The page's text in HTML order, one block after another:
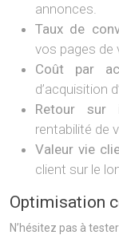
annonces.
Taux de
vos pages de
Coût par
d’acquisition
Retour sur
rentabilité de
Valeur vie
client sur le
Optimisation
N’hésitez pas à